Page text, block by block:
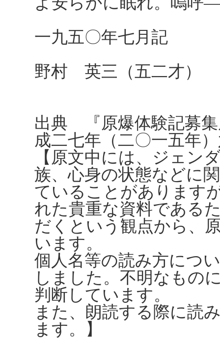
一九五〇年七月記
野村 英三（五二才）
出典 『原爆体験記募
成二七年（二〇一五年
【原文中には、ジェン
族、心身の状態などに
ていることがあります
れた貴重な資料である
だくという観点から、
います。
個人名等の読み方につ
しました。不明なもの
判断しています。
また、朗読する際に読
ます。】